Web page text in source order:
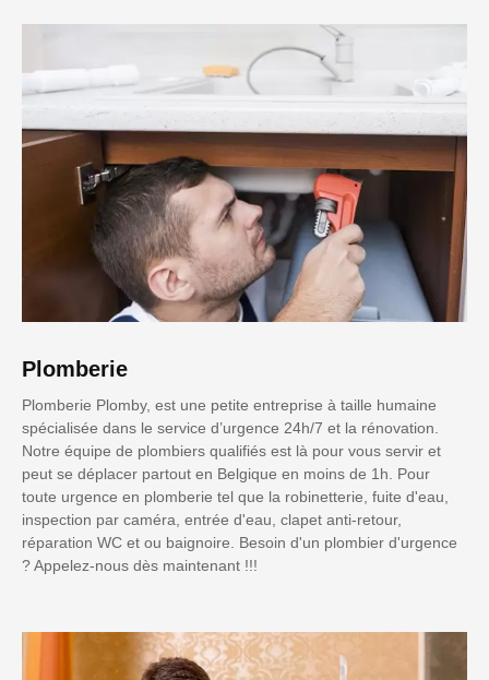
Plomberie
Plomberie Plomby, est une petite entreprise à taille humaine
spécialisée dans le service d’urgence 24h/7 et la rénovation.
Notre équipe de plombiers qualifiés est là pour vous servir et
peut se déplacer partout en Belgique en moins de 1h. Pour
toute urgence en plomberie tel que la robinetterie, fuite d'eau,
inspection par caméra, entrée d'eau, clapet anti-retour,
réparation WC et ou baignoire. Besoin d'un plombier d'urgence
? Appelez-nous dès maintenant !!!